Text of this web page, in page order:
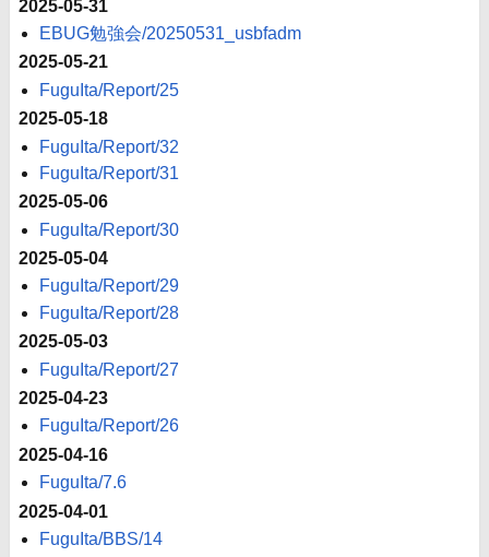
2025-05-31
EBUG勉強会/20250531_usbfadm
2025-05-21
FuguIta/Report/25
2025-05-18
FuguIta/Report/32
FuguIta/Report/31
2025-05-06
FuguIta/Report/30
2025-05-04
FuguIta/Report/29
FuguIta/Report/28
2025-05-03
FuguIta/Report/27
2025-04-23
FuguIta/Report/26
2025-04-16
FuguIta/7.6
2025-04-01
FuguIta/BBS/14